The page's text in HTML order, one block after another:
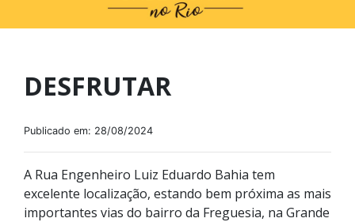
DESFRUTAR
Publicado em: 28/08/2024
A Rua Engenheiro Luiz Eduardo Bahia tem
excelente localização, estando bem próxima as mais
importantes vias do bairro da Freguesia, na Grande